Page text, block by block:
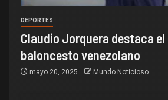
DEPORTES
Claudio Jorquera destaca el
baloncesto venezolano
mayo 20, 2025 Mundo Noticioso